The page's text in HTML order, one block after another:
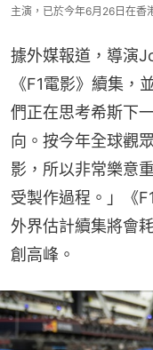
主演，已於今年6月26日在香
據外媒報道，導演
《F1電影》續集，
們正在思考希斯下
向。按今年全球觀
影，所以非常樂意
受製作過程。」《
外界估計續集將會
創高峰。